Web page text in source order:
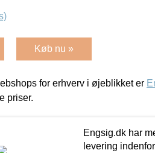
Køb nu »
for erhverv i øjeblikket er
priser.
Engsig.dk har
levering